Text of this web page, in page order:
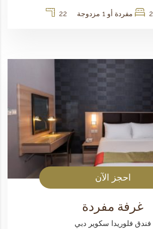
2 مفردة أو 1 مزدوجة 22
احجز الآن
غرفة مفردة
فندق فلوريدا سكوير دبي